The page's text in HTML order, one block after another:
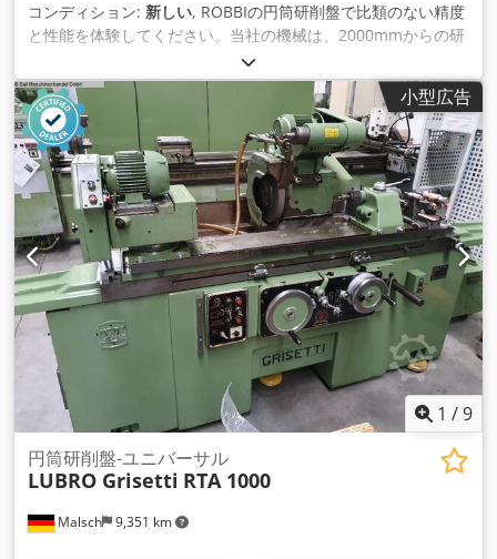
コンディション: 新しい, ROBBIの円筒研削盤で比類のない精度
と性能を体験してください。当社の機械は、2000mmからの研
磨長さを提供し、半自動およびC NCバージョンがあります。直
径300-1000mmまでの研削が可能です。一部在庫もございま
す！ 円筒研削盤をさらに多機能にする豊富なアクセサリーをご
覧ください。複雑なワークでも、厳しい作業でも、当社の機械
は常に最高の結果を提 供します。 ROBBIの長年の経験を信頼
し、お客様の加工プロセスを最適化しましょう。品質と精度に
投資してください！こちらは標準機の一部です。 その他の機械
サイズについては、お問い合わせください： 主な技術データ
型式：オミクロンMT6 テーブル上センター高さ 400/450/500
mm ワーク径 最大795/895/955mm センター間ワーク重量 最
大4t センター幅 最大 3000 - 8000 mm 主な技術データ 型式：
オミクロンCNC80 サンディング直径: 795/895/955 mm 研削
長: 3000-8000 mm センターの高さ: 400/450/500 mm ベッド
上の直径：795/895/955 mm 最大ワーク重量：センター間 4 t
主な技術データ：オミクロンCNC60型 サンディング直径
595/695 mm サンディング長さ 1000 - 3000 mm センター高さ
300/350 mm ベッド上スイング径 600/700 mm センター間最
大ワーク重量 1200 kg その他の技術データについては、お問い
合わせください。 アクセサリー（オミクロンCNC80の例）
装置: クーラント用受け皿付き Cedpfotximvsx Anuorf 砥石ド
小型広告
1 /9
Malsch 9,351 km
円筒研削盤-ユニバーサル
LUBRO Grisetti RTA 1000